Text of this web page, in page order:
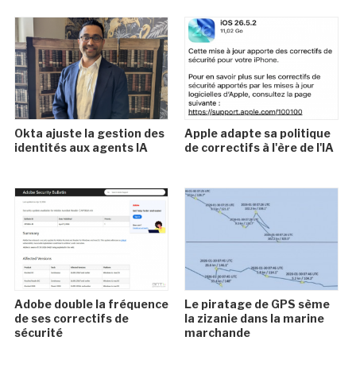
Okta ajuste la gestion des
identités aux agents IA
Apple adapte sa politique
de correctifs à l'ère de l'IA
Adobe double la fréquence
de ses correctifs de
sécurité
Le piratage de GPS sème
la zizanie dans la marine
marchande